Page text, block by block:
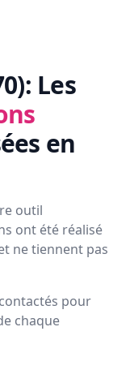
Les
en
outil
ont été réalisé
ne tiennent pas
pour
chaque